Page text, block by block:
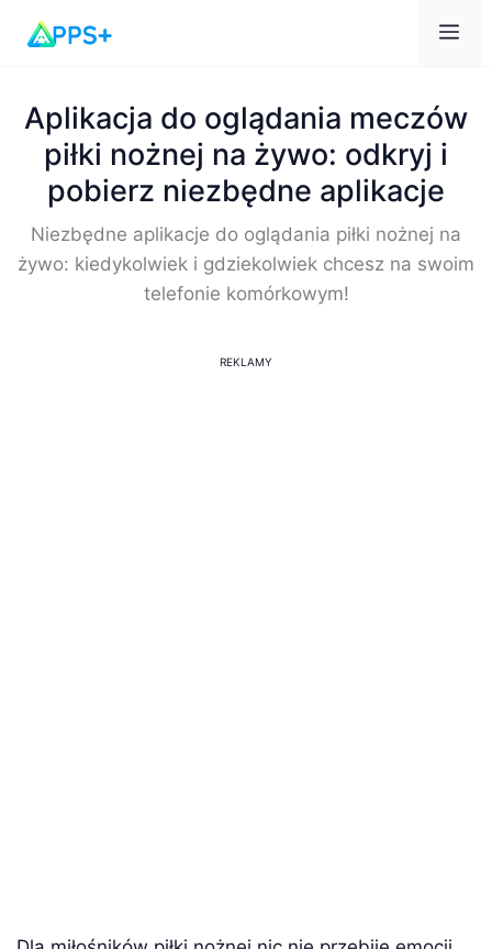
Aplikacja do oglądania meczów
piłki nożnej na żywo: odkryj i
pobierz niezbędne aplikacje
Niezbędne aplikacje do oglądania piłki nożnej na
żywo: kiedykolwiek i gdziekolwiek chcesz na swoim
telefonie komórkowym!
REKLAMY